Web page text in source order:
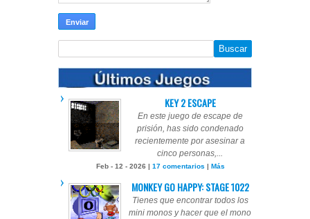
KEY 2 ESCAPE
En este juego de escape de
prisión, has sido condenado
recientemente por asesinar a
cinco personas,...
Feb - 12 - 2026 | 17 comentarios | Más
MONKEY GO HAPPY: STAGE 1022
Tienes que encontrar todos los
mini monos y hacer que el mono